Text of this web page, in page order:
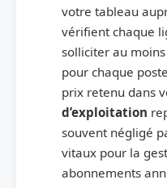
votre tableau
vérifient chaque
solliciter au
pour chaque
prix retenu dans
d’exploitation
souvent négligé
vitaux pour la
abonnements